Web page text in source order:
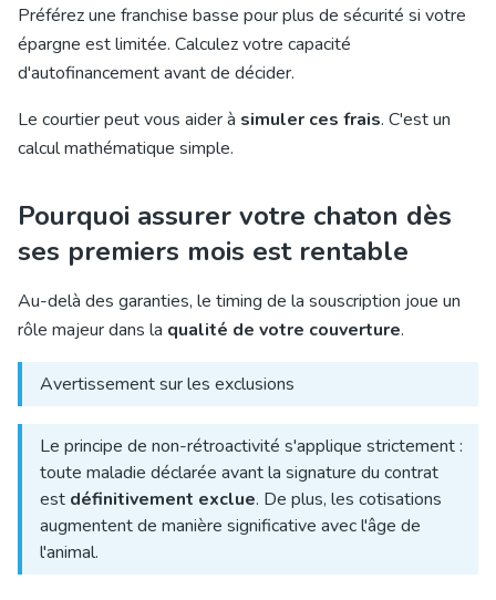
Préférez une franchise basse pour plus de sécurité si votre
épargne est limitée. Calculez votre capacité
d'autofinancement avant de décider.
Le courtier peut vous aider à simuler ces frais. C'est un
calcul mathématique simple.
Pourquoi assurer votre chaton dès
ses premiers mois est rentable
Au-delà des garanties, le timing de la souscription joue un
rôle majeur dans la qualité de votre couverture.
Avertissement sur les exclusions
Le principe de non-rétroactivité s'applique strictement :
toute maladie déclarée avant la signature du contrat
est définitivement exclue. De plus, les cotisations
augmentent de manière significative avec l'âge de
l'animal.